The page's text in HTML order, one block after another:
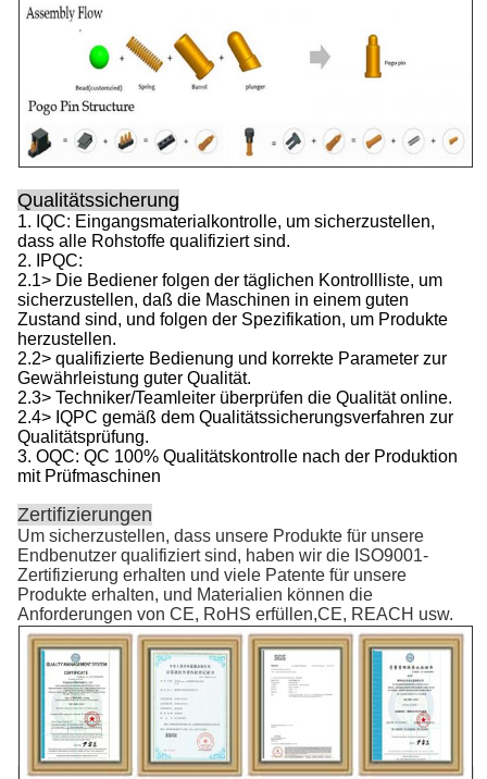
Qualitätssicherung
1. IQC: Eingangsmaterialkontrolle, um sicherzustellen,
dass alle Rohstoffe qualifiziert sind.
2. IPQC:
2.1> Die Bediener folgen der täglichen Kontrollliste, um
sicherzustellen, daß die Maschinen in einem guten
Zustand sind, und folgen der Spezifikation, um Produkte
herzustellen.
2.2> qualifizierte Bedienung und korrekte Parameter zur
Gewährleistung guter Qualität.
2.3> Techniker/Teamleiter überprüfen die Qualität online.
2.4> IQPC gemäß dem Qualitätssicherungsverfahren zur
Qualitätsprüfung.
3. OQC: QC 100% Qualitätskontrolle nach der Produktion
mit Prüfmaschinen
Zertifizierungen
Um sicherzustellen, dass unsere Produkte für unsere
Endbenutzer qualifiziert sind, haben wir die ISO9001-
Zertifizierung erhalten und viele Patente für unsere
Produkte erhalten, und Materialien können die
Anforderungen von CE, RoHS erfüllen,CE, REACH usw.